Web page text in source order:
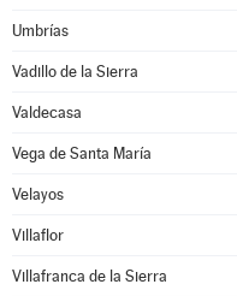
Umbrías
Vadillo de la Sierra
Valdecasa
Vega de Santa María
Velayos
Villaflor
Villafranca de la Sierra